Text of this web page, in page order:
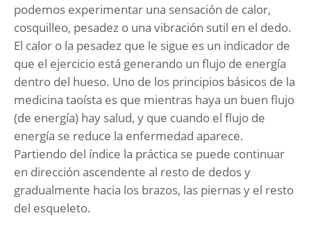
podemos experimentar una sensación de calor,
cosquilleo, pesadez o una vibración sutil en el dedo.
El calor o la pesadez que le sigue es un indicador de
que el ejercicio está generando un flujo de energía
dentro del hueso. Uno de los principios básicos de la
medicina taoísta es que mientras haya un buen flujo
(de energía) hay salud, y que cuando el flujo de
energía se reduce la enfermedad aparece.
Partiendo del índice la práctica se puede continuar
en dirección ascendente al resto de dedos y
gradualmente hacia los brazos, las piernas y el resto
del esqueleto.